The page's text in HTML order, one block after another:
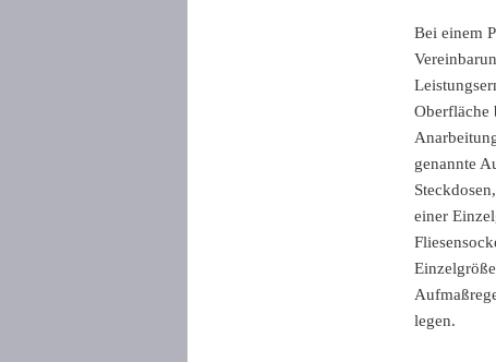
Bei einem
Oberfläche
genannte
einer
legen.